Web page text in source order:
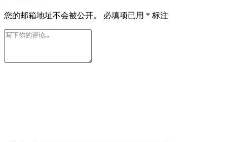
您的邮箱地址不会被公开。 必填项已用 * 标注